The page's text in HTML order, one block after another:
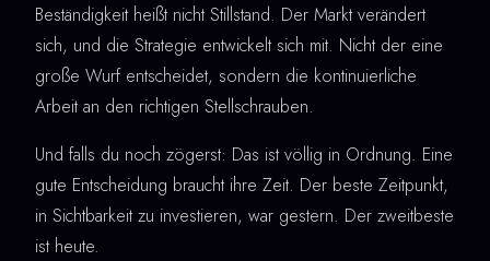
Beständigkeit heißt nicht Stillstand. Der Markt verändert
sich, und die Strategie entwickelt sich mit. Nicht der eine
große Wurf entscheidet, sondern die kontinuierliche
Arbeit an den richtigen Stellschrauben.
Und falls du noch zögerst: Das ist völlig in Ordnung. Eine
gute Entscheidung braucht ihre Zeit. Der beste Zeitpunkt,
in Sichtbarkeit zu investieren, war gestern. Der zweitbeste
ist heute.